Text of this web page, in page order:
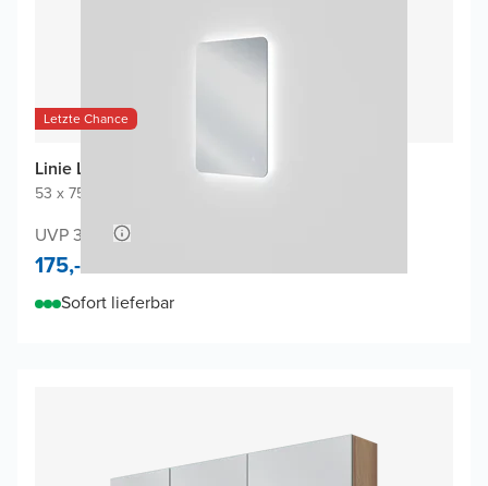
Letzte Chance
Linie Lux Badspiegel
53 x 75 cm
UVP 350,-
175,-
Sofort lieferbar